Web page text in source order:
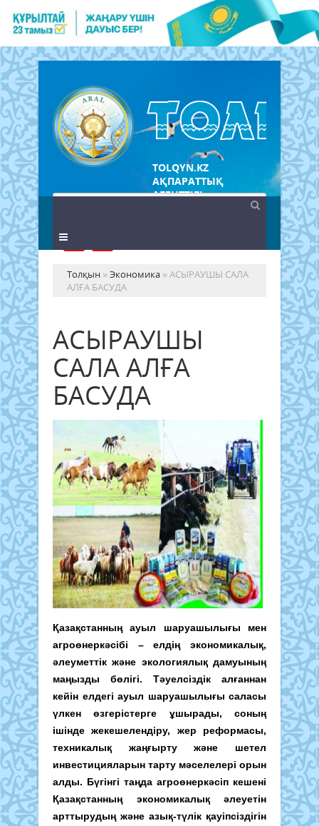
TOLQYN.KZ
АҚПАРАТТЫҚ
АГЕНТТІГІ
Толқын »Экономика » АСЫРАУШЫ САЛА
АЛҒА БАСУДА
АСЫРАУШЫ
САЛА АЛҒА
БАСУДА
Қазақстанның ауыл шаруашылығы мен
агроөнеркәсібі – елдің экономикалық,
әлеуметтік және экологиялық дамуының
маңызды бөлігі. Тәуелсіздік алғаннан
кейін елдегі ауыл шаруашылығы саласы
үлкен өзгерістерге ұшырады, соның
ішінде жекешелендіру, жер реформасы,
техникалық жаңғырту және шетел
инвестицияларын тарту мәселелері орын
алды. Бүгінгі таңда агроөнеркәсіп кешені
Қазақстанның экономикалық әлеуетін
арттырудың және азық-түлік қауіпсіздігін